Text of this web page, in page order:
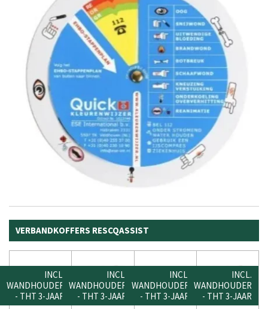
VERBANDKOFFERS RESCQASSIST
INCL.
WANDHOUDER
- THT 3-JAAR
INCL.
WANDHOUDER
- THT 3-JAAR
INCL.
WANDHOUDER
- THT 3-JAAR
INCL.
WANDHOUDER
- THT 3-JAAR